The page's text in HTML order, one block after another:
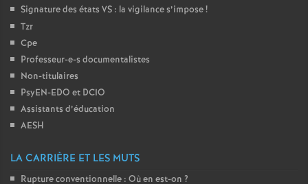
Signature des états VS : la vigilance s’impose!
Tzr
Cpe
Professeur-e-s documentalistes
Non-titulaires
PsyEN-EDO et DCIO
Assistants d’éducation
AESH
LA CARRIÈRE ET LES MUTS
Rupture conventionnelle : Où en est-on ?